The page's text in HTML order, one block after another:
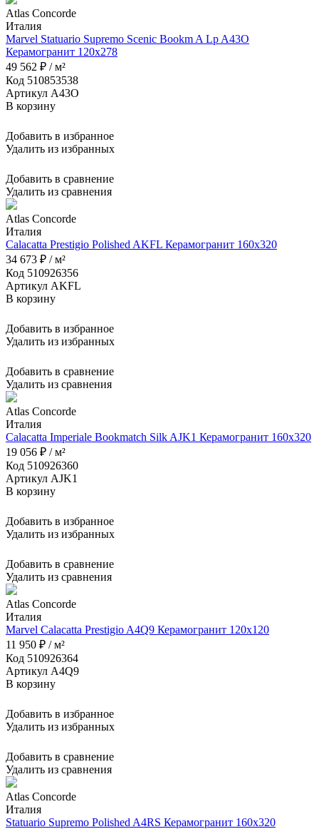
Atlas Concorde
Италия
Marvel Statuario Supremo Scenic Bookm A Lp A43O
Керамогранит 120x278
49 562 ₽ / м²
Код 510853538
Артикул A43O
В корзину
Добавить в избранное
Удалить из избранных
Добавить в сравнение
Удалить из сравнения
Atlas Concorde
Италия
Calacatta Prestigio Polished AKFL Керамогранит 160x320
34 673 ₽ / м²
Код 510926356
Артикул AKFL
В корзину
Добавить в избранное
Удалить из избранных
Добавить в сравнение
Удалить из сравнения
Atlas Concorde
Италия
Calacatta Imperiale Bookmatch Silk AJK1 Керамогранит 160x320
19 056 ₽ / м²
Код 510926360
Артикул AJK1
В корзину
Добавить в избранное
Удалить из избранных
Добавить в сравнение
Удалить из сравнения
Atlas Concorde
Италия
Marvel Calacatta Prestigio A4Q9 Керамогранит 120x120
11 950 ₽ / м²
Код 510926364
Артикул A4Q9
В корзину
Добавить в избранное
Удалить из избранных
Добавить в сравнение
Удалить из сравнения
Atlas Concorde
Италия
Statuario Supremo Polished A4RS Керамогранит 160x320